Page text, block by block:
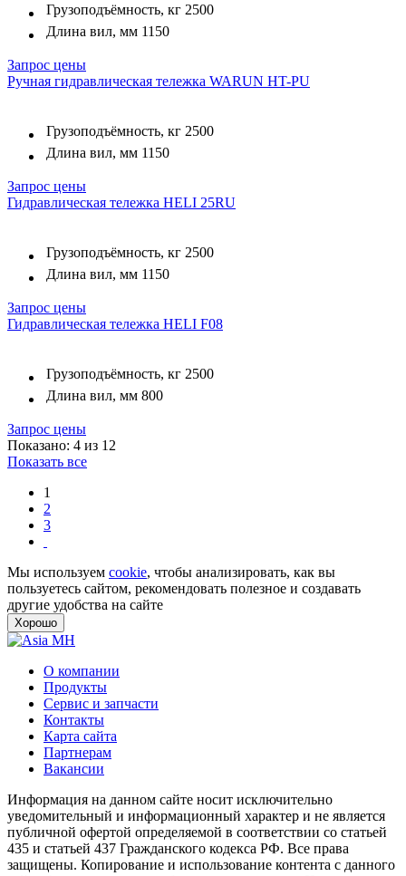
Грузоподъёмность, кг 2500
Длина вил, мм 1150
Запрос цены
Ручная гидравлическая тележка WARUN HT-PU
Грузоподъёмность, кг 2500
Длина вил, мм 1150
Запрос цены
Гидравлическая тележка HELI 25RU
Грузоподъёмность, кг 2500
Длина вил, мм 1150
Запрос цены
Гидравлическая тележка HELI F08
Грузоподъёмность, кг 2500
Длина вил, мм 800
Запрос цены
Показано: 4 из 12
Показать все
1
2
3
Мы используем cookie, чтобы анализировать, как вы
пользуетесь сайтом, рекомендовать полезное и создавать
другие удобства на сайте
Хорошо
О компании
Продукты
Сервис и запчасти
Контакты
Карта сайта
Партнерам
Вакансии
Информация на данном сайте носит исключительно
уведомительный и информационный характер и не является
публичной офертой определяемой в соответствии со статьей
435 и статьей 437 Гражданского кодекса РФ. Все права
защищены. Копирование и использование контента с данного